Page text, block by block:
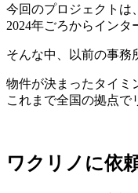
今回のプロジェクトは
2024年ごろからイン
そんな中、以前の事務
物件が決まったタイミ
これまで全国の拠点で
ワクリノに依